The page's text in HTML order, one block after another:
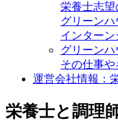
栄養士志望
グリーンハ
インターン
グリーン
その仕事
運営会社情報：
栄養士と調理